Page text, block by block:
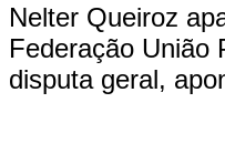
Nelter Queiroz
Federação União
disputa geral,